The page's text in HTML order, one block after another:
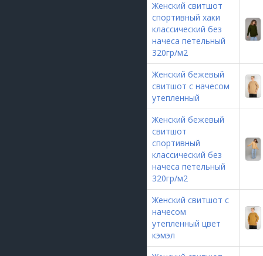
Женский свитшот
спортивный хаки
классический без
начеса петельный
320гр/м2
Женский бежевый
свитшот с начесом
утепленный
Женский бежевый
свитшот
спортивный
классический без
начеса петельный
320гр/м2
Женский свитшот с
начесом
утепленный цвет
кэмэл